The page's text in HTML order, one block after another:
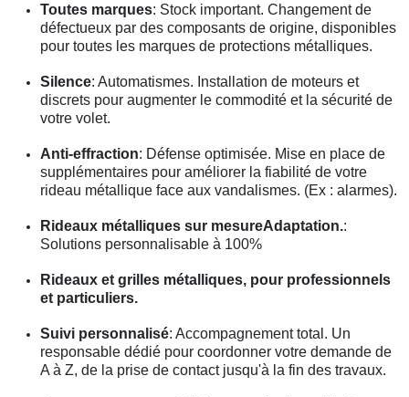
Toutes marques: Stock important. Changement de
défectueux par des composants de origine, disponibles
pour toutes les marques de protections métalliques.
Silence: Automatismes. Installation de moteurs et
discrets pour augmenter le commodité et la sécurité de
votre volet.
Anti-effraction: Défense optimisée. Mise en place de
supplémentaires pour améliorer la fiabilité de votre
rideau métallique face aux vandalismes. (Ex : alarmes).
Rideaux métalliques sur mesureAdaptation.:
Solutions personnalisable à 100%
Rideaux et grilles métalliques, pour professionnels
et particuliers.
Suivi personnalisé: Accompagnement total. Un
responsable dédié pour coordonner votre demande de
A à Z, de la prise de contact jusqu'à la fin des travaux.